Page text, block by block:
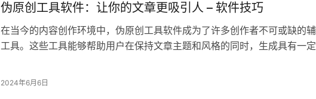
伪原创工具软件：让你的文章更吸引人 – 软件技巧
在当今的内容创作环境中，伪原创工具软件成为了许多创作者不可或缺的
工具。这些工具能够帮助用户在保持文章主题和风格的同时，生成具有一定
2024年6月6日